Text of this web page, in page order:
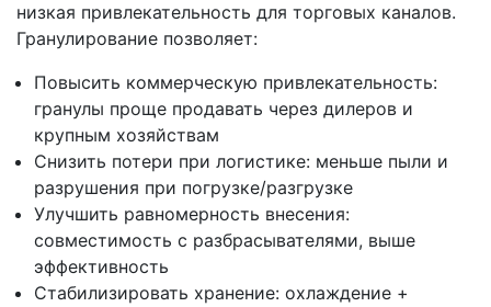
низкая привлекательность для торговых каналов.
Гранулирование позволяет:
Повысить коммерческую привлекательность:
гранулы проще продавать через дилеров и
крупным хозяйствам
Снизить потери при логистике: меньше пыли и
разрушения при погрузке/разгрузке
Улучшить равномерность внесения:
совместимость с разбрасывателями, выше
эффективность
Стабилизировать хранение: охлаждение +